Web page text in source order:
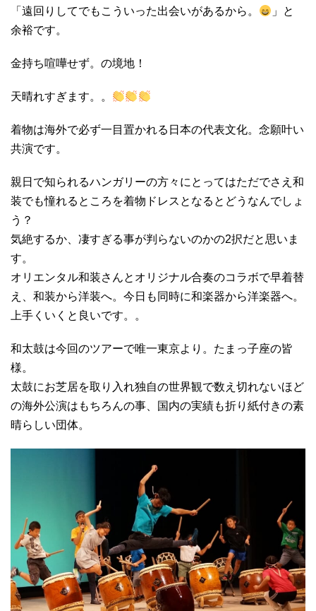
「遠回りしてでもこういった出会いがあるから。
」と
余裕です。
金持ち喧嘩せず。の境地！
天晴れすぎます。。
着物は海外で必ず一目置かれる日本の代表文化。念願叶い
共演です。
親日で知られるハンガリーの方々にとってはただでさえ和
装でも憧れるところを着物ドレスとなるとどうなんでしょ
う？
気絶するか、凄すぎる事が判らないのかの2択だと思いま
す。
オリエンタル和装さんとオリジナル合奏のコラボで早着替
え、和装から洋装へ。今日も同時に和楽器から洋楽器へ。
上手くいくと良いです。。
和太鼓は今回のツアーで唯一東京より。たまっ子座の皆
様。
太鼓にお芝居を取り入れ独自の世界観で数え切れないほど
の海外公演はもちろんの事、国内の実績も折り紙付きの素
晴らしい団体。